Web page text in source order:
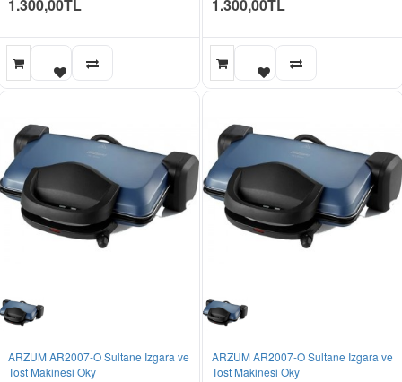
1.300,00TL 1.300,00TL
ARZUM AR2007-O Sultane Izgara ve
Tost Makinesi Oky
ARZUM AR2007-O Sultane Izgara ve
Tost Makinesi Oky